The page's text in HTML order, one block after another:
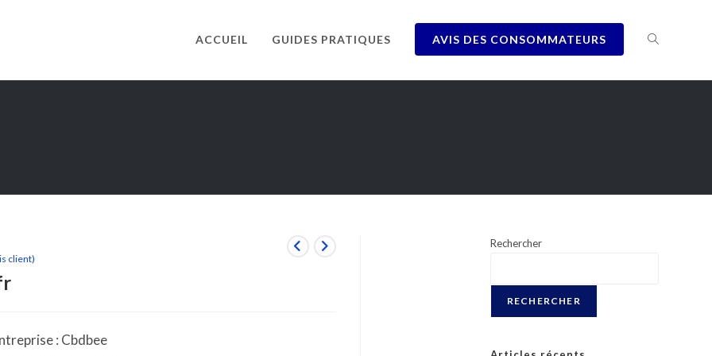
ACCUEIL GUIDES PRATIQUES AVIS DES CONSOMMATEURS
client)
: Cbdbee
Rechercher
RECHERCHER